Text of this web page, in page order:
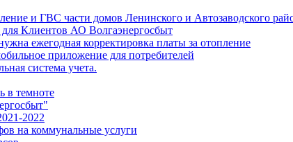
и ГВС части домов Ленинского и Автозаводского
Клиентов АО Волгаэнергосбыт
ежегодная корректировка платы за отопление
приложение для потребителей
система учета.
в темноте
2022
на коммунальные услуги